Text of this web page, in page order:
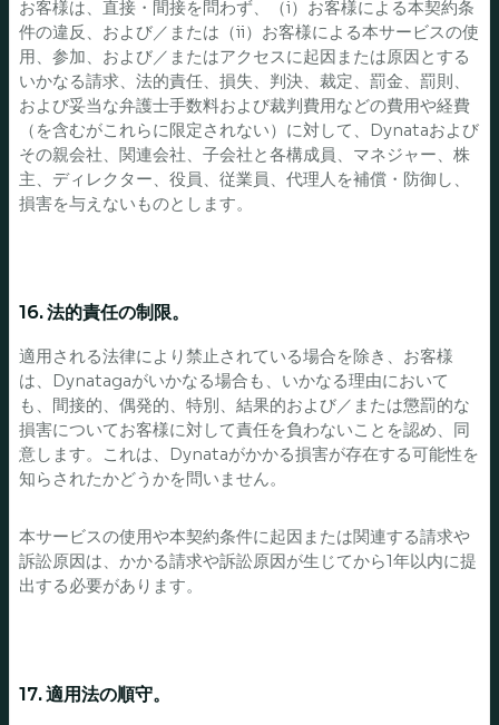
お客様は、直接・間接を問わず、（i）お客様による本契約条
件の違反、および／または（ii）お客様による本サービスの使
用、参加、および／またはアクセスに起因または原因とする
いかなる請求、法的責任、損失、判決、裁定、罰金、罰則、
および妥当な弁護士手数料および裁判費用などの費用や経費
（を含むがこれらに限定されない）に対して、Dynataおよび
その親会社、関連会社、子会社と各構成員、マネジャー、株
主、ディレクター、役員、従業員、代理人を補償・防御し、
損害を与えないものとします。
16. 法的責任の制限。
適用される法律により禁止されている場合を除き、お客様
は、Dynatagaがいかなる場合も、いかなる理由において
も、間接的、偶発的、特別、結果的および／または懲罰的な
損害についてお客様に対して責任を負わないことを認め、同
意します。これは、Dynataがかかる損害が存在する可能性を
知らされたかどうかを問いません。
本サービスの使用や本契約条件に起因または関連する請求や
訴訟原因は、かかる請求や訴訟原因が生じてから1年以内に提
出する必要があります。
17. 適用法の順守。